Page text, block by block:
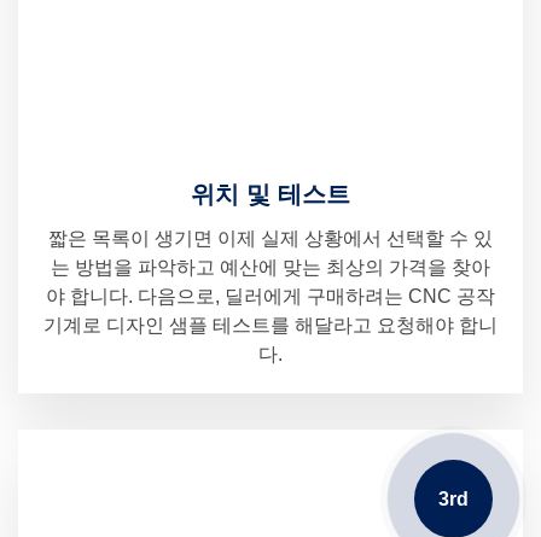
위치 및 테스트
짧은 목록이 생기면 이제 실제 상황에서 선택할 수 있
는 방법을 파악하고 예산에 맞는 최상의 가격을 찾아
야 합니다. 다음으로, 딜러에게 구매하려는 CNC 공작
기계로 디자인 샘플 테스트를 해달라고 요청해야 합니
다.
3rd